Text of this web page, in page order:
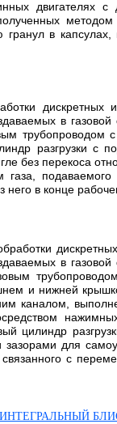
двигателях с
в капсулах,
в газовой
трубопроводом
разгрузки с
без перекоса
подаваемого
него в конце
в газовой
и нижней
каналом,
цилиндр
для
с